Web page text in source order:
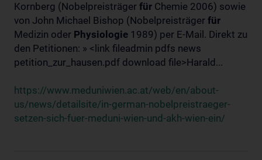
Kornberg (Nobelpreisträger für Chemie 2006) sowie
von John Michael Bishop (Nobelpreisträger für
Medizin oder Physiologie 1989) per E-Mail. Direkt zu
den Petitionen: » <link fileadmin pdfs news
petition_zur_hausen.pdf download file>Harald...
https://www.meduniwien.ac.at/web/en/about-
us/news/detailsite/in-german-nobelpreistraeger-
setzen-sich-fuer-meduni-wien-und-akh-wien-ein/